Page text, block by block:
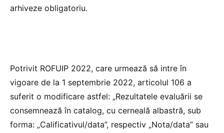
arhiveze obligatoriu.
Potrivit ROFUIP 2022, care urmează să intre în
vigoare de la 1 septembrie 2022, articolul 106 a
suferit o modificare astfel: „Rezultatele evaluării se
consemnează în catalog, cu cerneală albastră, sub
forma: „Calificativul/data”, respectiv „Nota/data” sau